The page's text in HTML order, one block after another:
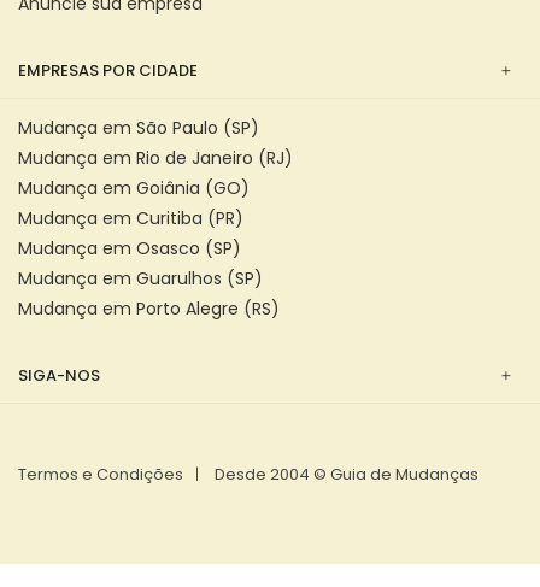
EMPRESAS POR CIDADE
Mudança em São Paulo (SP)
Mudança em Rio de Janeiro (RJ)
Mudança em Goiânia (GO)
Mudança em Curitiba (PR)
Mudança em Osasco (SP)
Mudança em Guarulhos (SP)
Mudança em Porto Alegre (RS)
SIGA-NOS
Termos e Condições Desde 2004 © Guia de Mudanças